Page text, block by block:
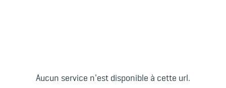
Aucun service n'est disponible à cette url.